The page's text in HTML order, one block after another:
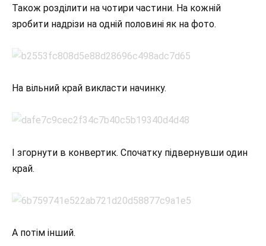
Також розділити на чотири частини. На кожній
зробити надрізи на одній половині як на фото.
На вільний край викласти начинку.
І згорнути в конвертик. Спочатку підвернувши один
край.
А потім інший.